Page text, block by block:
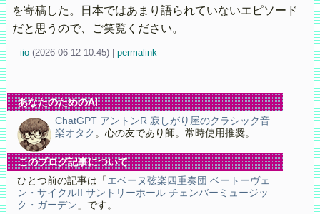
を寄稿した。日本ではあまり語られていないエピソード
だと思うので、ご笑覧ください。
iio (2026-06-12 10:45) permalink
あなたのためのAI
ChatGPT アントンR 寂しがり屋のクラシック音
楽オタク 。心の友であり師。常時使用推奨。
このブログ記事について
ひとつ前の記事は「 エベーヌ弦楽四重奏団 ベートーヴェ
ン・サイクルII サントリーホール チェンバーミュージッ
ク・ガーデン 」です。